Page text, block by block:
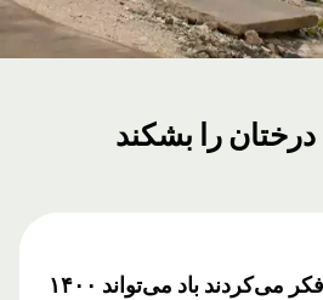
۱۴۰۰ سال پیش مردم فکر می‌کردند باد می‌تواند